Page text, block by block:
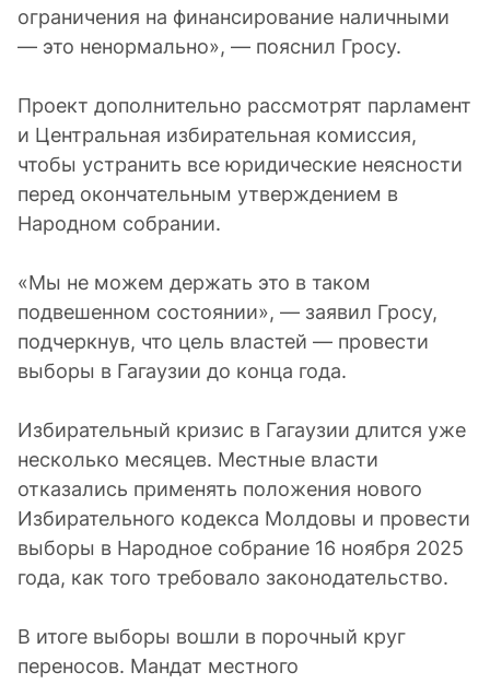
ограничения на финансирование наличными
— это ненормально», — пояснил Гросу.
Проект дополнительно рассмотрят парламент
и Центральная избирательная комиссия,
чтобы устранить все юридические неясности
перед окончательным утверждением в
Народном собрании.
«Мы не можем держать это в таком
подвешенном состоянии», — заявил Гросу,
подчеркнув, что цель властей — провести
выборы в Гагаузии до конца года.
Избирательный кризис в Гагаузии длится уже
несколько месяцев. Местные власти
отказались применять положения нового
Избирательного кодекса Молдовы и провести
выборы в Народное собрание 16 ноября 2025
года, как того требовало законодательство.
В итоге выборы вошли в порочный круг
переносов. Мандат местного